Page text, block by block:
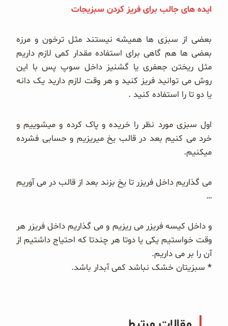
چاشنی‌ها و سرکه‌‌ها
زیتون و روغن زیتون
غلات و دانه‌های سالم
سبوس و جوانه‌ها
کتاب‌های OAB
وبلاگ
ایده های جالب برای فریز کردن سبزیجات
بعضی از سبزی ها همیشه نیستند مثل ترخون و مرزه
بعضی ها هم گاهی برای استفاده مقدار کمی لازم داریم
مثل ریختن جعفری یا گشنیز داخل سوپ پس با این
روش می توانید فریز کنید و هر وقت لازم دارید یک دانه
یا دو تا را استفاده کنید .
اول سبزی مورد نظر را خریده و پاک کرده و میشوییم و
خرد می کنیم بعد در قالب یخ میریزیم و حسابی فشرده
میکنیم.
می گذاریم داخل فریزر تا یخ بزند بعد از قالب در می آوریم
…
و داخل کیسه فریزر می ریزیم و می گذاریم داخل فریزر هر
وقت خواستیم یکی یا دوتا هر چندتا که احتیاج داشتیم از
آن را بر می داریم.
* سبزیتان خشک نباشد کمی آبدار باشد.